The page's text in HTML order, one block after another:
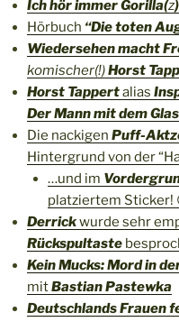
Ich hör immer Gorilla(z
Hörbuch “Die toten
Wiedersehen macht
komischer(!)Horst
Horst Tappertalias
Der Mann mit dem
Die nackigen Puff-
Hintergrund von der
…und im
platziertem Sticker!
Derrickwurde sehr
Rückspultaste
Kein Mucks: Mord in
mitBastian Pastewka
Deutschlands Frauen